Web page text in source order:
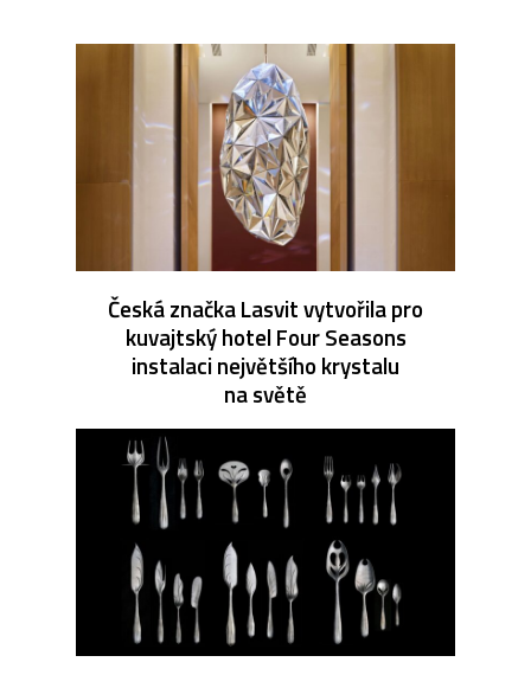
Česká značka Lasvit vytvořila pro
kuvajtský hotel Four Seasons
instalaci největšího krystalu
na světě